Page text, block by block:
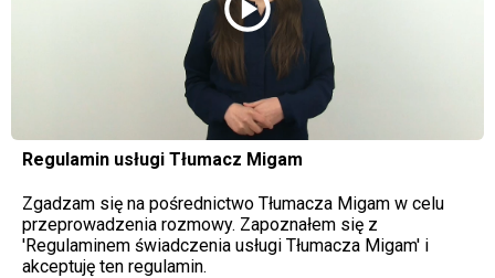
Regulamin usługi Tłumacz Migam
Zgadzam się na pośrednictwo Tłumacza Migam w celu
przeprowadzenia rozmowy. Zapoznałem się z
'Regulaminem świadczenia usługi Tłumacza Migam' i
akceptuję ten regulamin.